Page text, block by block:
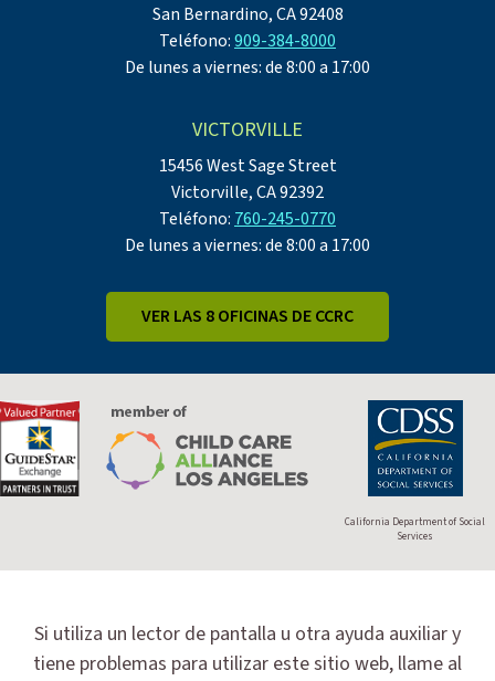
San Bernardino, CA 92408
Teléfono:909-384-8000
De lunes a viernes: de 8:00 a 17:00
VICTORVILLE
15456 West Sage Street
Victorville, CA 92392
Teléfono: 760-245-0770
De lunes a viernes: de 8:00 a 17:00
VER LAS 8 OFICINAS DE CCRC
California Department of Social
Services
Si utiliza un lector de pantalla u otra ayuda auxiliar y
tiene problemas para utilizar este sitio web, llame al